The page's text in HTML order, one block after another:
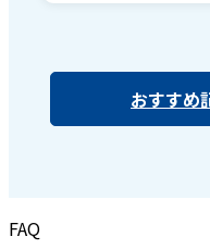
おすすめ
FAQ